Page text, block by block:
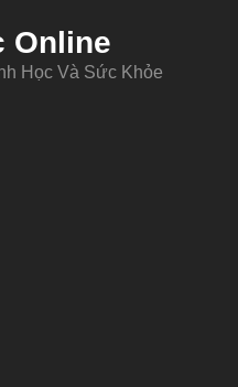
Online
Học Và Sức Khỏe